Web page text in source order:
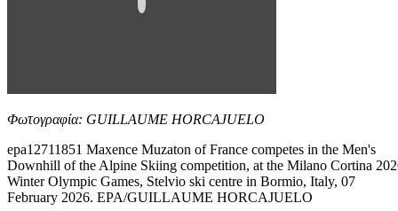
Φωτογραφία: GUILLAUME HORCAJUELO
epa12711851 Maxence Muzaton of France competes in the Men's
Downhill of the Alpine Skiing competition, at the Milano Cortina
Winter Olympic Games, Stelvio ski centre in Bormio, Italy, 07
February 2026. EPA/GUILLAUME HORCAJUELO